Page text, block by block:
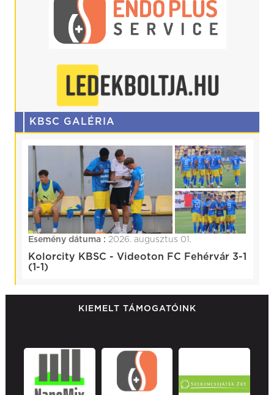
KBSC GALÉRIA
Esemény dátuma : 2026. augusztus 01.
Kolorcity KBSC - Videoton FC Fehérvár 3-1
(1-1)
KIEMELT TÁMOGATÓINK